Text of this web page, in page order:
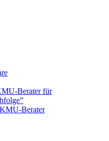
Berater für
Berater